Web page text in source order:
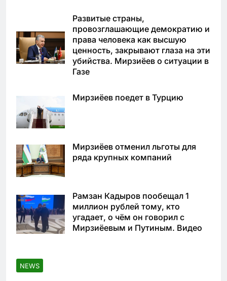
Развитые страны,
провозглашающие демократию и
права человека как высшую
ценность, закрывают глаза на эти
убийства. Мирзиёев о ситуации в
Газе
Мирзиёев поедет в Турцию
Мирзиёев отменил льготы для
ряда крупных компаний
Рамзан Кадыров пообещал 1
миллион рублей тому, кто
угадает, о чём он говорил с
Мирзиёевым и Путиным. Видео
NEWS